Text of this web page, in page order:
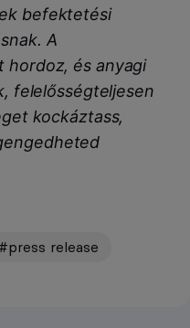
befektetési
A
hordoz, és anyagi
felelősségteljesen
kockáztass,
#press release